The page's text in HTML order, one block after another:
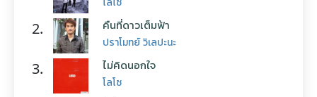
2. คืนที่ดาวเต็มฟ้า
ปราโมทย์ วิเลปะนะ
3. ไม่คิดนอกใจ
โลโซ